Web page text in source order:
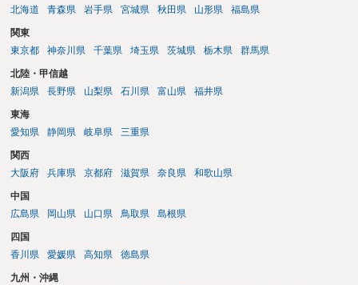
北海道
青森県 岩手県 宮城県 秋田県 山形県 福島県
関東
東京都
神奈川県 千葉県 埼玉県 茨城県 栃木県 群馬県
北陸・甲信越
新潟県
長野県 山梨県 石川県 富山県 福井県
東海
愛知県
静岡県 岐阜県 三重県
関西
大阪府
兵庫県 京都府 滋賀県 奈良県 和歌山県
中国
広島県
岡山県 山口県 鳥取県 島根県
四国
香川県
愛媛県 高知県 徳島県
九州・沖縄